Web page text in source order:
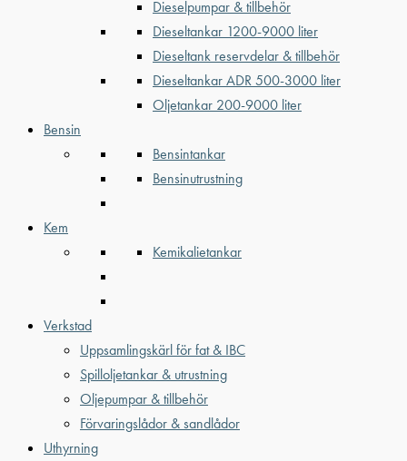
Dieselpumpar & tillbehör
Dieseltankar 1200-9000 liter
Dieseltank reservdelar & tillbehör
Dieseltankar ADR 500-3000 liter
Oljetankar 200-9000 liter
Bensin
Bensintankar
Bensinutrustning
Kem
Kemikalietankar
Verkstad
Uppsamlingskärl för fat & IBC
Spilloljetankar & utrustning
Oljepumpar & tillbehör
Förvaringslådor & sandlådor
Uthyrning